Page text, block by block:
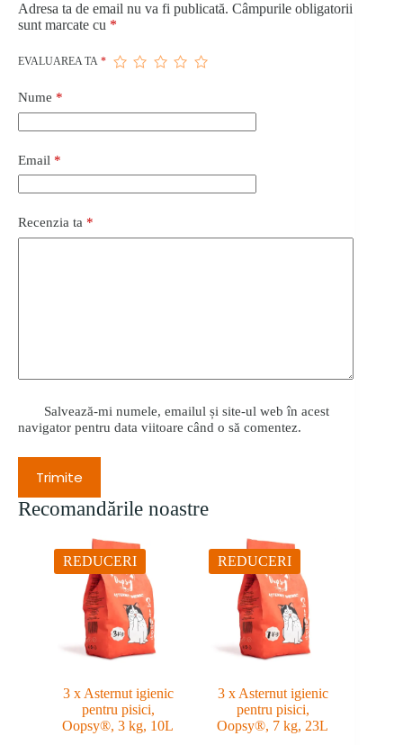
Adresa ta de email nu va fi publicată. Câmpurile obligatorii
sunt marcate cu *
EVALUAREA TA *
Nume *
Email *
Recenzia ta *
Salvează-mi numele, emailul și site-ul web în acest
navigator pentru data viitoare când o să comentez.
Trimite
Recomandările noastre
REDUCERI
3 x Asternut igienic
pentru pisici,
Oopsy®, 3 kg, 10L
REDUCERI
3 x Asternut igienic
pentru pisici,
Oopsy®, 7 kg, 23L